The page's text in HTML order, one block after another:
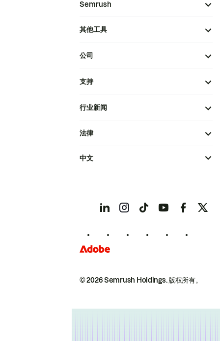
Semrush
其他工具
公司
支持
行业新闻
© 2026 Semrush Holdings.版权所有。
法律
中文